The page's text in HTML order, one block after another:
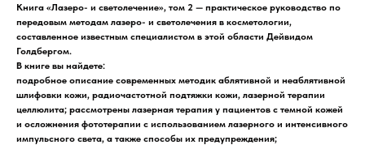
Книга «Лазеро- и светолечение», том 2 — практическое руководство по
передовым методам лазеро- и светолечения в косметологии,
составленное известным специалистом в этой области Дейвидом
Голдбергом.
В книге вы найдете:
подробное описание современных методик аблятивной и неаблятивной
шлифовки кожи, радиочастотной подтяжки кожи, лазерной терапии
целлюлита; рассмотрены лазерная терапия у пациентов с темной кожей
и осложнения фототерапии с использованием лазерного и интенсивного
импульсного света, а также способы их предупреждения;